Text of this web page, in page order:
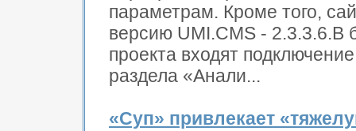
параметрам. Кроме того,
версию UMI.CMS -
проекта входят
раздела «Анали...
«Суп» привлекает